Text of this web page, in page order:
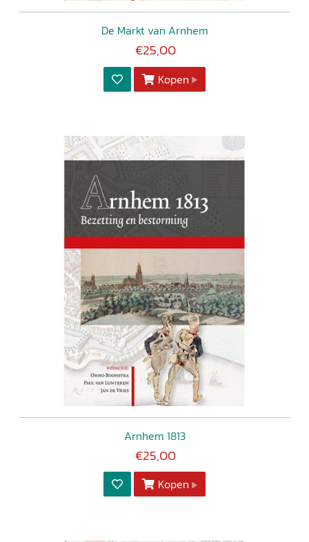
De Markt van Arnhem
€25,00
Kopen
Arnhem 1813
€25,00
Kopen